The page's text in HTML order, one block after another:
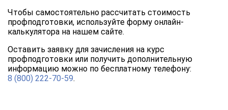
Чтобы самостоятельно рассчитать стоимость
профподготовки, используйте форму онлайн-
калькулятора на нашем сайте.
Оставить заявку для зачисления на курс
профподготовки или получить дополнительную
информацию можно по бесплатному телефону:
8 (800) 222-70-59.